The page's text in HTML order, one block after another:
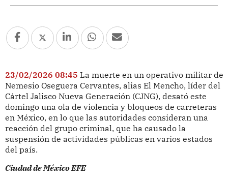
23/02/2026 08:45 La muerte en un operativo militar de
Nemesio Oseguera Cervantes, alias El Mencho, líder del
Cártel Jalisco Nueva Generación (CJNG), desató este
domingo una ola de violencia y bloqueos de carreteras
en México, en lo que las autoridades consideran una
reacción del grupo criminal, que ha causado la
suspensión de actividades públicas en varios estados
del país.
Ciudad de México EFE